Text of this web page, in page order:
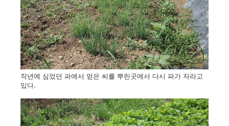
작년에 심었던 파에서 얻은 씨를 뿌린곳에서 다시 파가 자라고
있다.